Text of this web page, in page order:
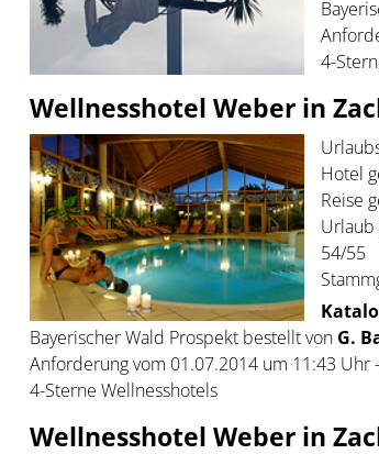
4-
Wellnesshotel Weber in
Hotel
Reise
Urlaub
54/55
Bayerischer Wald Prospekt bestellt von G.
Anforderung vom 01.07.2014 um 11:43 Uhr
4-Sterne Wellnesshotels
Wellnesshotel Weber in